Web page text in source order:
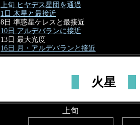
上旬 ヒヤデス星団を通過
1日 木星と最接近
8日 準惑星ケレスと最接近
10日 アルデバランに接近
13日 最大光度
16日 月・アルデバランと接近
火星
上旬